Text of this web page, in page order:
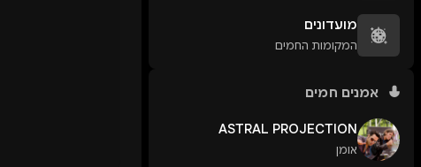
מועדונים
המקומות החמים
אמנים חמים
ASTRAL PROJECTION
אומן